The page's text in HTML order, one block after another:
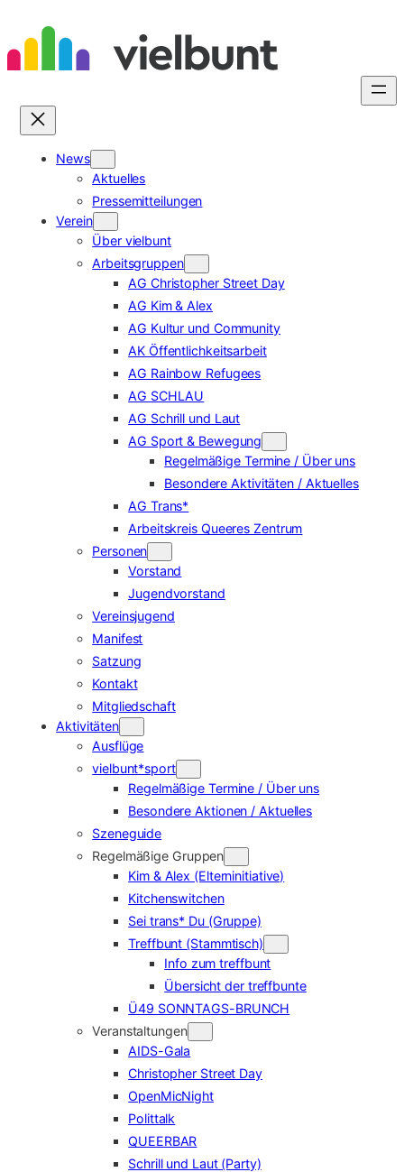
Inhalt
springen
News
Aktuelles
Pressemitteilungen
Verein
Über vielbunt
Arbeitsgruppen
AG Christopher Street Day
AG Kim & Alex
AG Kultur und Community
AK Öffentlichkeitsarbeit
AG Rainbow Refugees
AG SCHLAU
AG Schrill und Laut
AG Sport & Bewegung
Regelmäßige Termine / Über uns
Besondere Aktivitäten / Aktuelles
AG Trans*
Arbeitskreis Queeres Zentrum
Personen
Vorstand
Jugendvorstand
Vereinsjugend
Manifest
Satzung
Kontakt
Mitgliedschaft
Aktivitäten
Ausflüge
vielbunt*sport
Regelmäßige Termine / Über uns
Besondere Aktionen / Aktuelles
Szeneguide
Regelmäßige Gruppen
Kim & Alex (Elterninitiative)
Kitchenswitchen
Sei trans* Du (Gruppe)
Treffbunt (Stammtisch)
Info zum treffbunt
Übersicht der treffbunte
Ü49 SONNTAGS-BRUNCH
Veranstaltungen
AIDS-Gala
Christopher Street Day
OpenMicNight
Polittalk
QUEERBAR
Schrill und Laut (Party)